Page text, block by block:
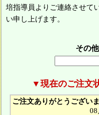
培指導員よりご連絡させて
い申し上げます。
その
▼現在のご注文